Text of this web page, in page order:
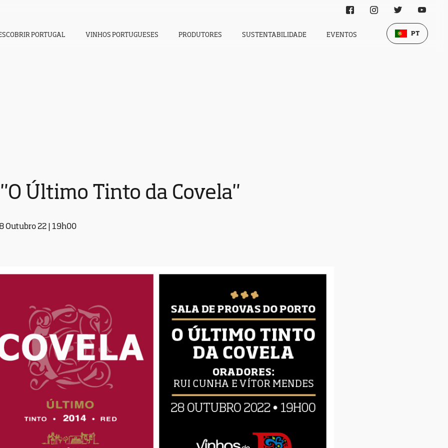
Último Tinto da Covela"
Outubro 22 | 19h00
PORTUGAL VINHOS PORTUGUESES PRODUTORES SUSTENTABILIDADE EVENTOS PT